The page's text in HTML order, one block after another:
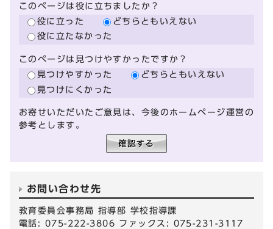
このページは役に立ちましたか？
役に立った
どちらともいえない
役に立たなかった
このページは見つけやすかったですか？
見つけやすかった
どちらともいえない
見つけにくかった
お寄せいただいたご意見は、今後のホームページ運営の
参考とします。
お問い合わせ先
教育委員会事務局 指導部 学校指導課
電話: 075-222-3806 ファックス: 075-231-3117